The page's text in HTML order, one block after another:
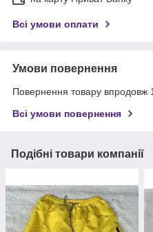
Всі умови оплати
Умови повернення
Повернення товару впродовж
Всі умови повернення
Подібні товари компанії